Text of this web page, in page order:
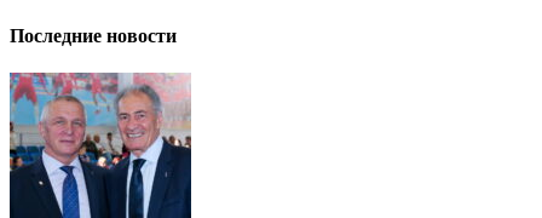
Последние новости